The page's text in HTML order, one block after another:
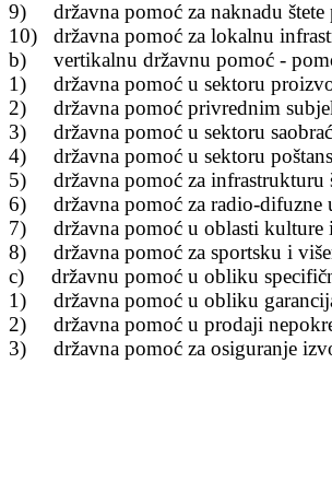
9) državna pomoć za naknadu
10) državna pomoć za lokalnu
b) vertikalnu državnu pomoć -
1) državna pomoć u sektoru
2) državna pomoć privrednim
3) državna pomoć u sektoru
4) državna pomoć u sektoru
5) državna pomoć za
6) državna pomoć za radio-difuzne
7) državna pomoć u oblasti
8) državna pomoć za sportsku i
c) državnu pomoć u obliku
1) državna pomoć u obliku
2) državna pomoć u prodaji
3) državna pomoć za osiguranje